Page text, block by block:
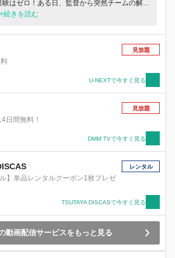
験はゼロ！ある日、監督から突然チームの解散
告げられ、チームの存亡を賭ける最後の試合の
越え、ひたむきに努力する第三野球部は、大舞
続きを読む
見放題
U-NEXTで今すぐ見る
日間無料！
見放題
DMM TVで今すぐ見る
ル】単品レンタルクーポン1枚プレゼ
レンタル
TSUTAYA DISCASで今すぐ見る
動画配信サービスをもっと見る